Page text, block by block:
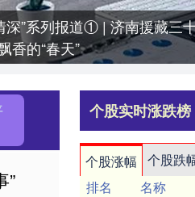
深”系列报道① | 济南援藏三
香的“春天”
”
个股实时涨跌榜
个股涨幅 个股跌
排名
名称